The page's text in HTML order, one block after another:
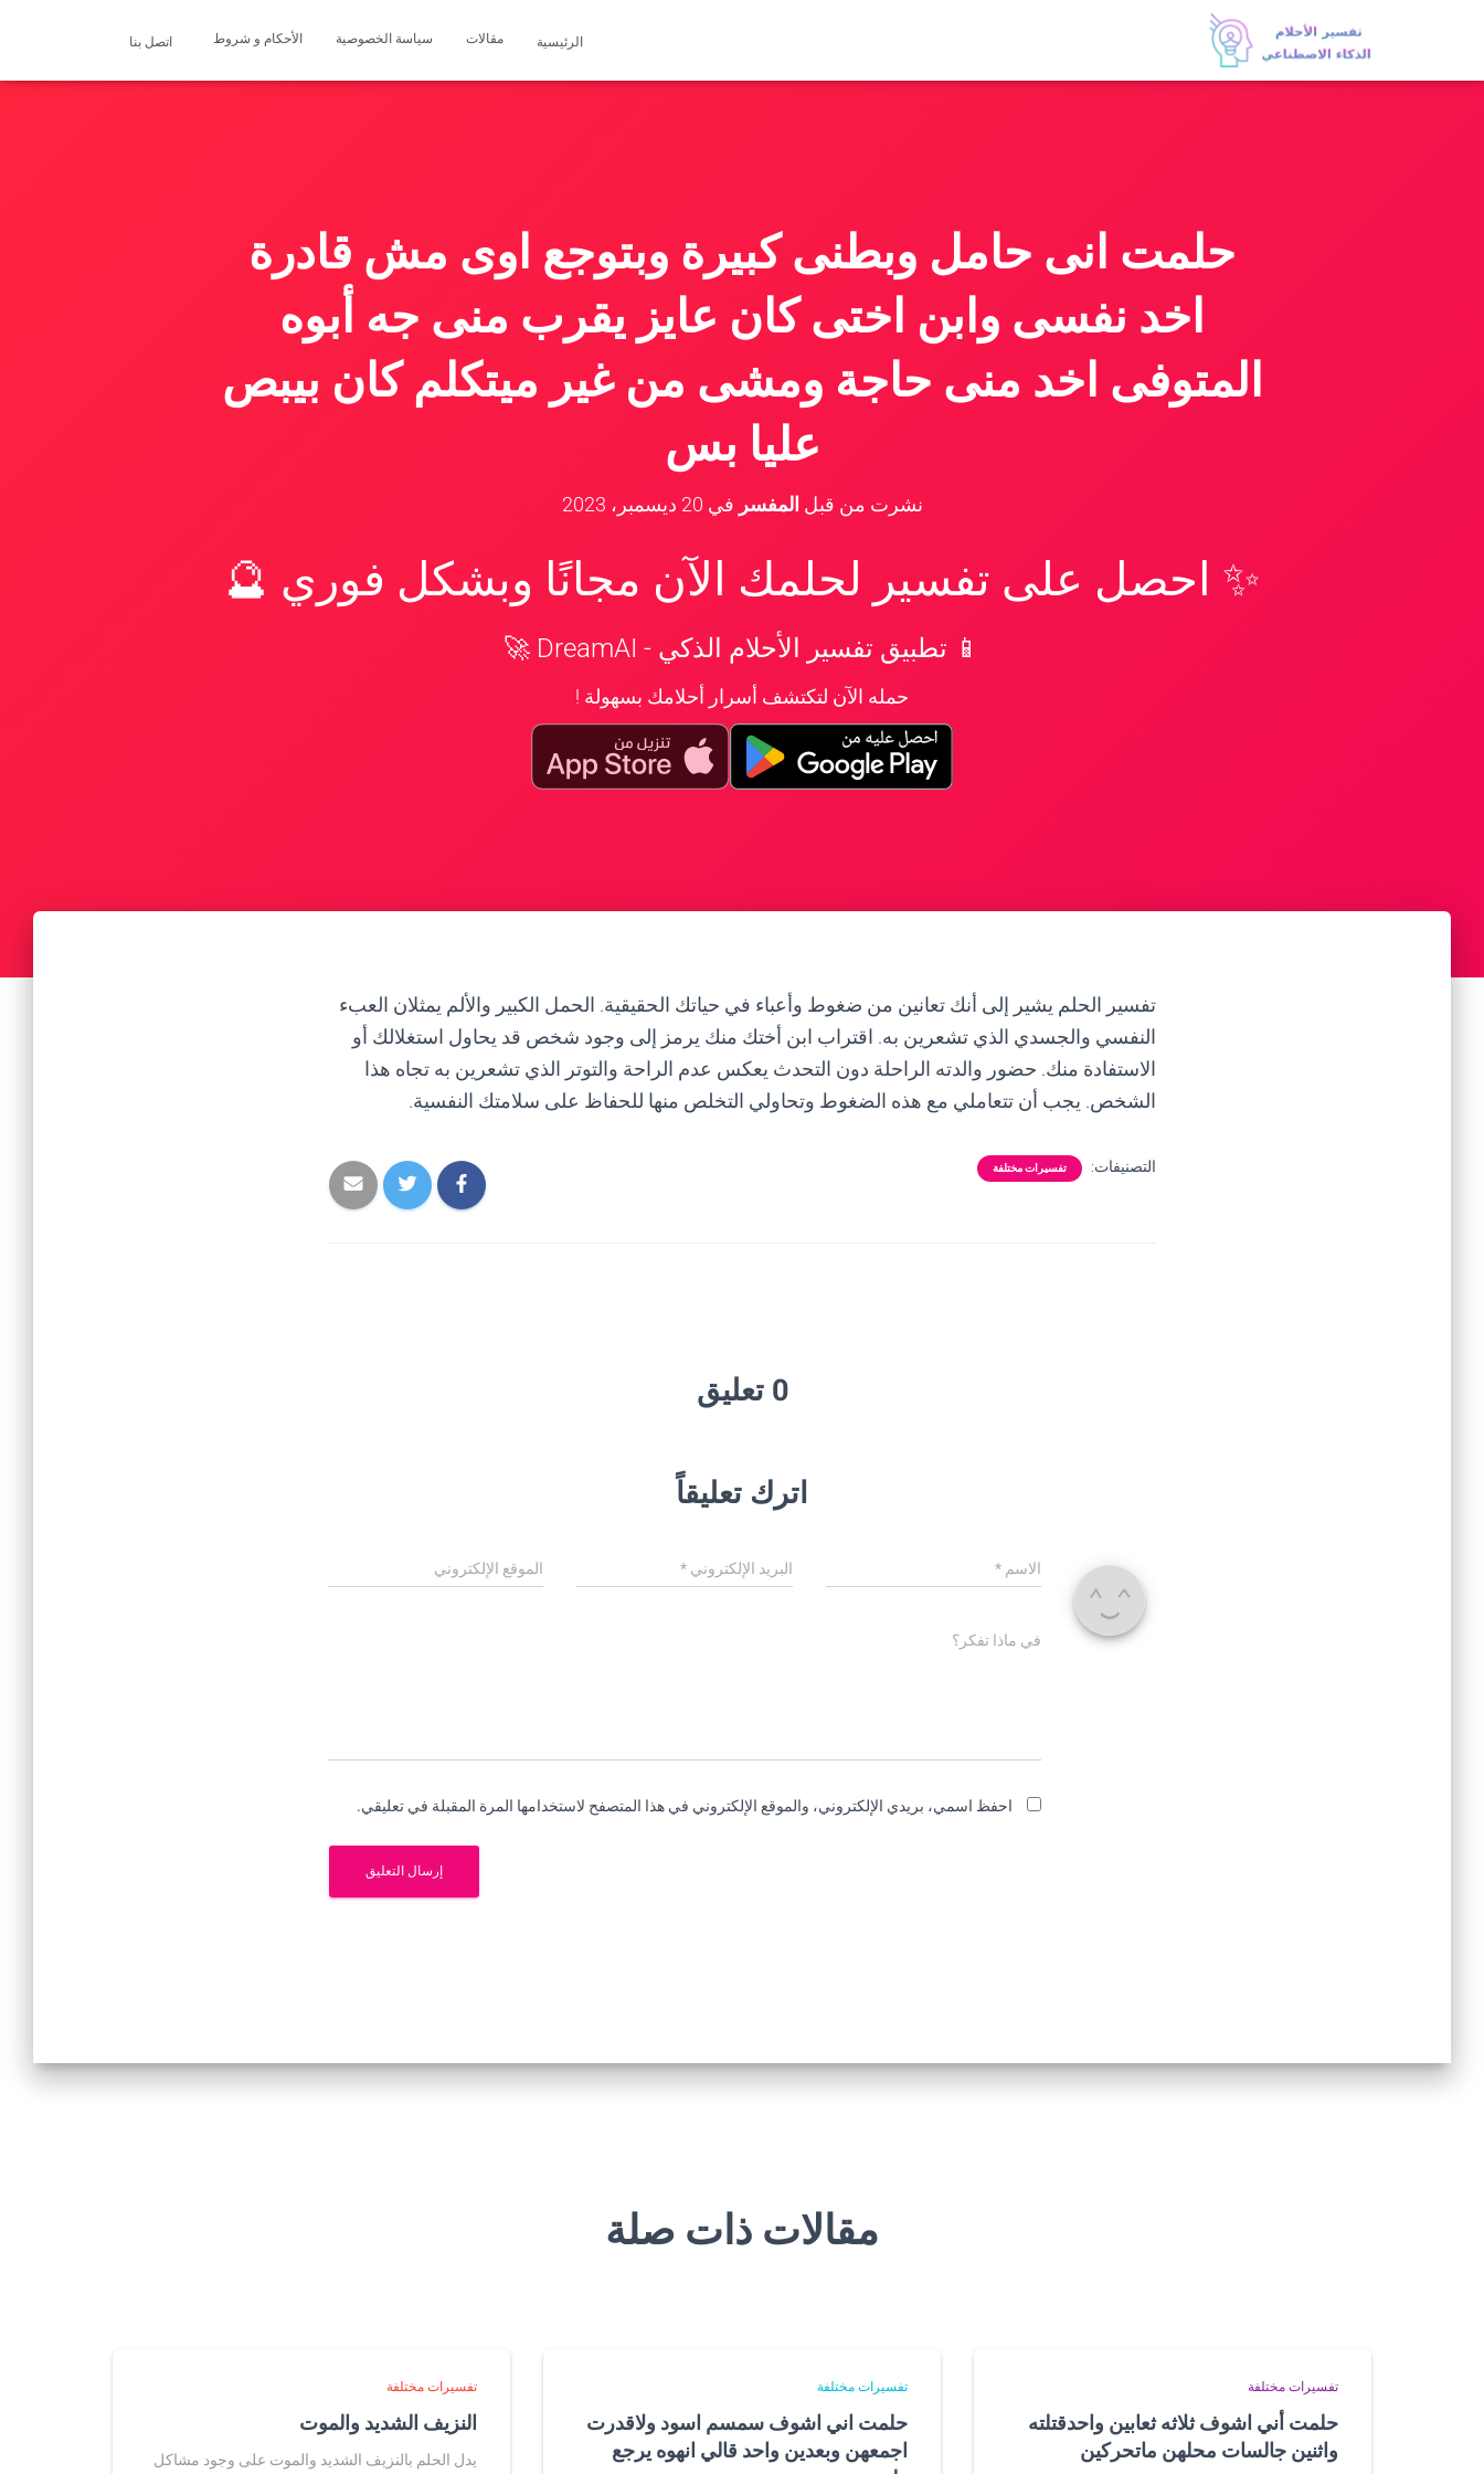
الرئيسية مقالات سياسة الخصوصية الأحكام و شروط اتصل بنا
حلمت انى حامل وبطنى كبيرة وبتوجع اوى مش قادرة
اخد نفسى وابن اختى كان عايز يقرب منى جه أبوه
المتوفى اخد منى حاجة ومشى من غير ميتكلم كان بيبص
عليا بس
نشرت من قبل المفسر في 20 ديسمبر، 2023
✨ احصل على تفسير لحلمك الآن مجانًا وبشكل فوري 🔮
📱 تطبيق تفسير الأحلام الذكي - DreamAI 🚀
حمله الآن لتكتشف أسرار أحلامك بسهولة !
تفسير الحلم يشير إلى أنك تعانين من ضغوط وأعباء في حياتك الحقيقية. الحمل الكبير والألم يمثلان العبء
النفسي والجسدي الذي تشعرين به. اقتراب ابن أختك منك يرمز إلى وجود شخص قد يحاول استغلالك أو
الاستفادة منك. حضور والدته الراحلة دون التحدث يعكس عدم الراحة والتوتر الذي تشعرين به تجاه هذا
الشخص. يجب أن تتعاملي مع هذه الضغوط وتحاولي التخلص منها للحفاظ على سلامتك النفسية.
التصنيفات: تفسيرات مختلفة
0 تعليق
اترك تعليقاً
الاسم * البريد الإلكتروني* الموقع الإلكتروني
في ماذا تفكر؟
احفظ اسمي، بريدي الإلكتروني، والموقع الإلكتروني في هذا المتصفح لاستخدامها المرة المقبلة في تعليقي.
مقالات ذات صلة
تفسيرات مختلفة
حلمت أني اشوف ثلاثه ثعابين واحدقتلته
واثنين جالسات محلهن ماتحركين
تفسيرات مختلفة
حلمت اني اشوف سمسم اسود ولاقدرت
اجمعهن وبعدين واحد قالي انهوه يرجع
تفسيرات مختلفة
النزيف الشديد والموت
يدل الحلم بالنزيف الشديد والموت على وجود مشاكل